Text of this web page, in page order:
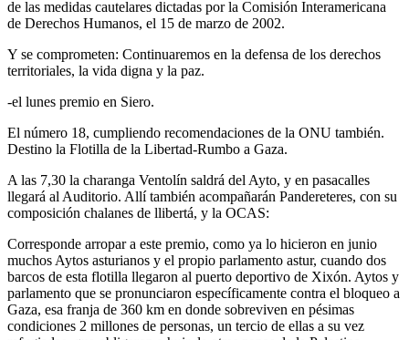
de las medidas cautelares dictadas por la Comisión Interamericana
de Derechos Humanos, el 15 de marzo de 2002.
Y se comprometen: Continuaremos en la defensa de los derechos
territoriales, la vida digna y la paz.
-el lunes premio en Siero.
El número 18, cumpliendo recomendaciones de la ONU también.
Destino la Flotilla de la Libertad-Rumbo a Gaza.
A las 7,30 la charanga Ventolín saldrá del Ayto, y en pasacalles
llegará al Auditorio. Allí también acompañarán Pandereteres, con su
composición chalanes de llibertá, y la OCAS:
Corresponde arropar a este premio, como ya lo hicieron en junio
muchos Aytos asturianos y el propio parlamento astur, cuando dos
barcos de esta flotilla llegaron al puerto deportivo de Xixón. Aytos y
parlamento que se pronunciaron específicamente contra el bloqueo a
Gaza, esa franja de 360 km en donde sobreviven en pésimas
condiciones 2 millones de personas, un tercio de ellas a su vez